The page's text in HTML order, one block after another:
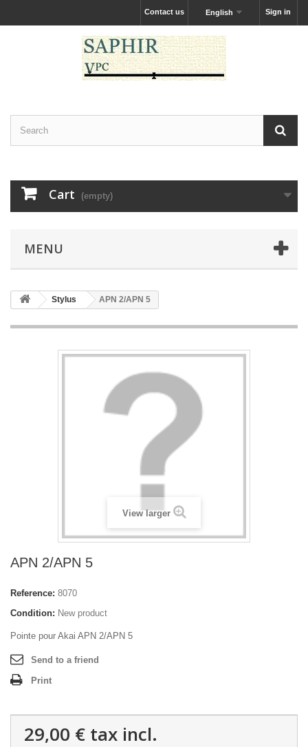
Sign in
English
Contact us
Cart (empty)
MENU
Stylus APN 2/APN 5
View larger
APN 2/APN 5
Reference: 8070
Condition: New product
Pointe pour Akai APN 2/APN 5
Send to a friend
Print
29,00 € tax incl.